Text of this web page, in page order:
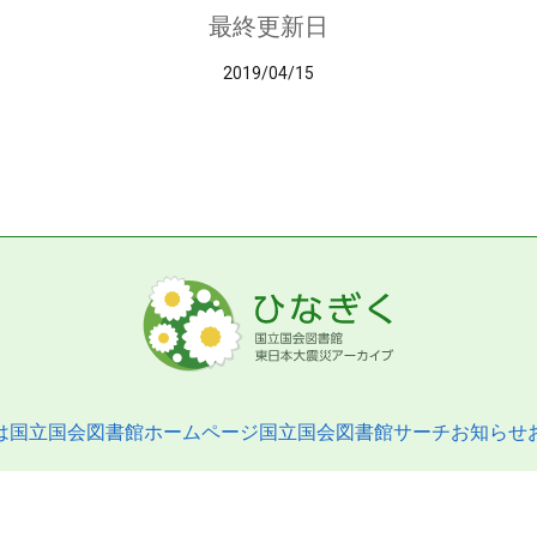
最終更新日
2019/04/15
国立国会図書館ホームページ国立国会図書館サーチお知らせ